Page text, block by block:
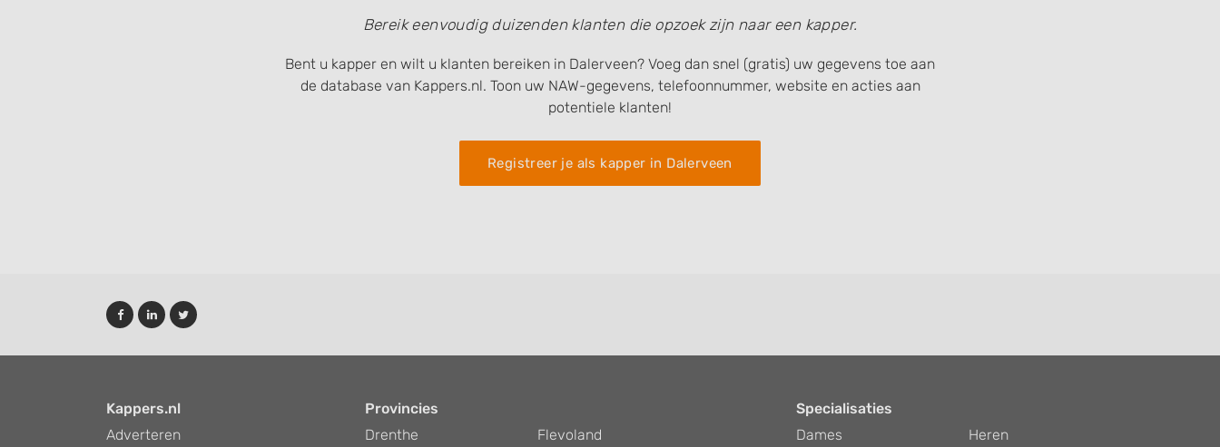
Bereik eenvoudig duizenden klanten die opzoek zijn naar een kapper.
Bent u kapper en wilt u klanten bereiken in Dalerveen? Voeg dan snel (gratis) uw gegevens toe aan
de database van Kappers.nl. Toon uw NAW-gegevens, telefoonnummer, website en acties aan
potentiele klanten!
Registreer je als kapper in Dalerveen
Kappers.nl
Adverteren
Provincies
Drenthe
Flevoland
Specialisaties
Dames
Heren
Understand audiences through statistics or combinations of data from different